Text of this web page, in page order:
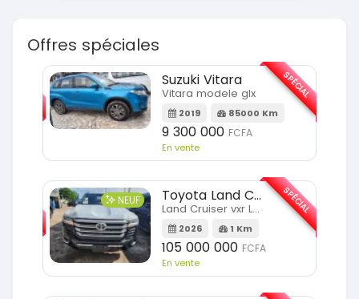
Offres spéciales
Suzuki Vitara
Vitara modele glx
2019 85000 Km
9 300 000 FCFA
En vente
SPÉCIAL
NEUF Toyota Land Cruiser
Land Cruiser vxr LC300
2026 1 Km
105 000 000 FCFA
En vente
SPÉCIAL